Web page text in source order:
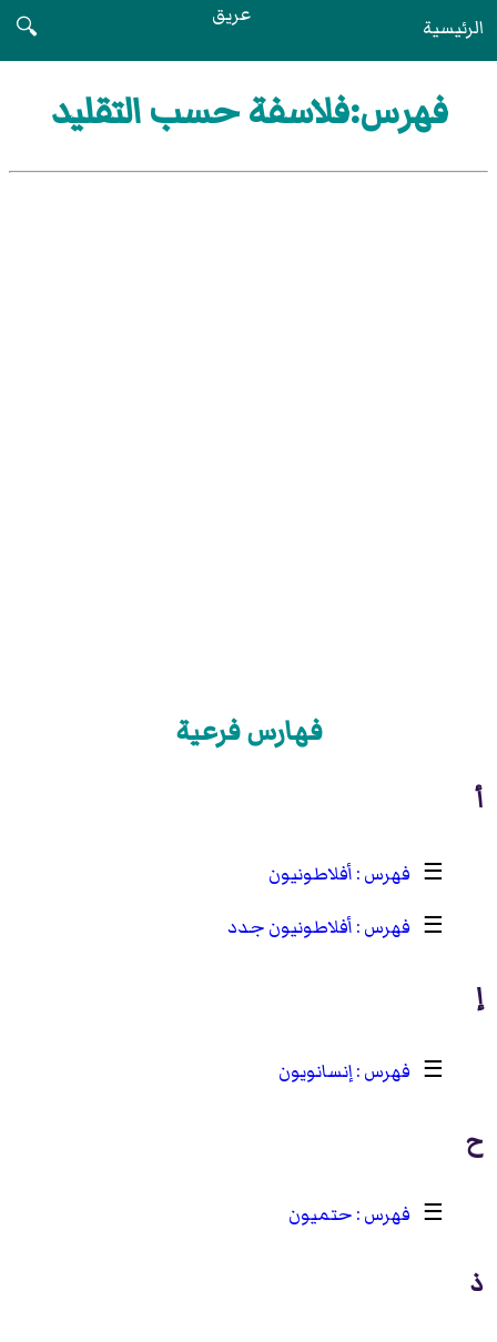
الرئيسية عريق
🔍
فهرس:فلاسفة حسب التقليد
فهارس فرعية
أ
☰
أفلاطونيون
☰
أفلاطونيون جدد
إ
☰ إنسانويون
ح
☰ حتميون
ذ